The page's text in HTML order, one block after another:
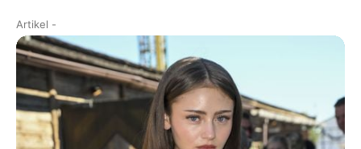
Artikel -